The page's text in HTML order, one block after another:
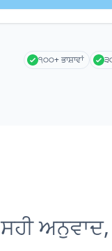
੧੦੦+ ਭਾਸ਼ਾਵਾਂ
ਸਹੀ